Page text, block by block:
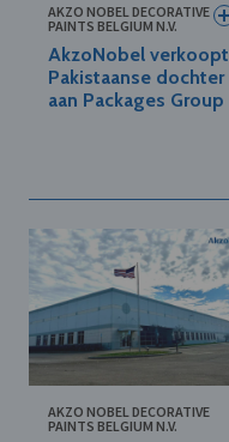
AKZO NOBEL DECORATIVE
PAINTS BELGIUM N.V.
AkzoNobel verkoopt
Pakistaanse dochter
aan Packages Group
AKZO NOBEL DECORATIVE
PAINTS BELGIUM N.V.